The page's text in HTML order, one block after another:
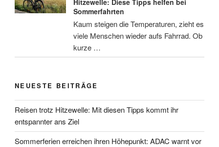
Hitzewelle: Diese Tipps helfen bei
Sommerfahrten
Kaum steigen die Temperaturen, zieht es
viele Menschen wieder aufs Fahrrad. Ob
kurze …
NEUESTE BEITRÄGE
Reisen trotz Hitzewelle: Mit diesen Tipps kommt ihr
entspannter ans Ziel
Sommerferien erreichen ihren Höhepunkt: ADAC warnt vor